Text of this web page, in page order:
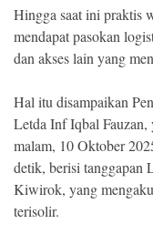
Hingga saat ini praktis
mendapat pasokan
dan akses lain yang
Hal itu disampaikan
Letda Inf Iqbal Fauzan,
malam, 10 Oktober
detik, berisi tanggapan
Kiwirok, yang
terisolir.